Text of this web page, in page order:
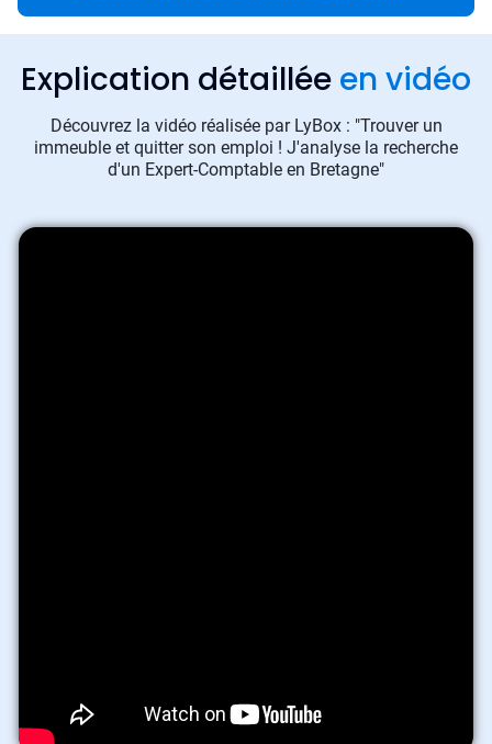
Explication détaillée en vidéo
Découvrez la vidéo réalisée par LyBox : "Trouver un
immeuble et quitter son emploi ! J'analyse la recherche
d'un Expert-Comptable en Bretagne"